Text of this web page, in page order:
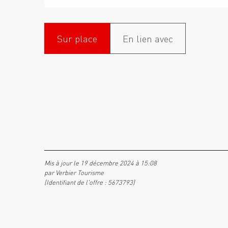
Sur place En lien avec
Mis à jour le 19 décembre 2024 à 15:08
par Verbier Tourisme
(Identifiant de l'offre : 5673793)